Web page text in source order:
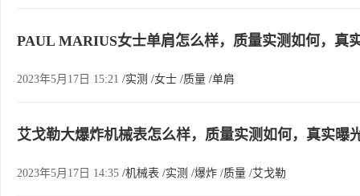
PAUL MARIUS女士单肩怎么样，质量实测如何，真
2023年5月17日 15:21 /实测 /女士 /质量 /单肩
艾戈勒大爆炸机械表怎么样，质量实测如何，真实曝
2023年5月17日 14:35 /机械表 /实测 /爆炸 /质量 /艾戈勒